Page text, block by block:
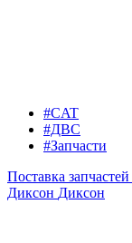
#CAT
#ДВС
#Запчасти
Поставка запчастей
Диксон Диксон